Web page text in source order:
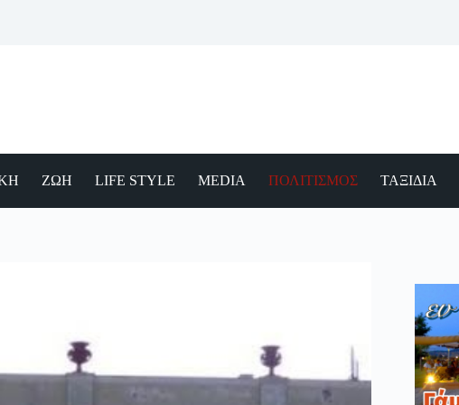
ΖΩΗ LIFE STYLE MEDIA ΠΟΛΙΤΙΣΜΟΣ ΤΑΞΙΔΙΑ